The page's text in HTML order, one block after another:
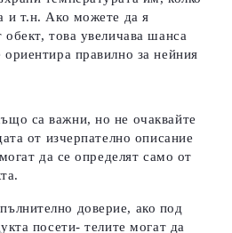
и т.н. Ако можете да я
обект, това увеличава шанса
ориентира правилно за нейния
са важни, но не очаквайте
от изчерпателно описание
да се определят само от
доверие, ако под
посети- телите могат да